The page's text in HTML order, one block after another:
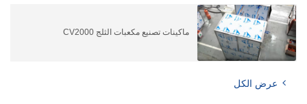
ماكينات تصنيع مكعبات الثلج CV2000
عرض الكل